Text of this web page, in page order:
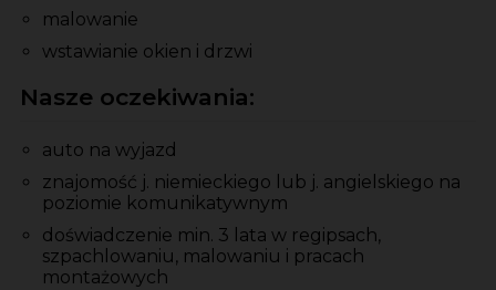
malowanie
wstawianie okien i drzwi
Nasze oczekiwania:
auto na wyjazd
znajomość j. niemieckiego lub j. angielskiego na
poziomie komunikatywnym
doświadczenie min. 3 lata w regipsach,
szpachlowaniu, malowaniu i pracach
montażowych